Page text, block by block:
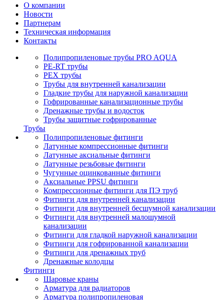
О компании
Новости
Партнерам
Техническая информация
Контакты
Полипропиленовые трубы PRO AQUA
PE-RT трубы
PEX трубы
Трубы для внутренней канализации
Гладкие трубы для наружной канализации
Гофрированные канализационные трубы
Дренажные трубы и водосток
Трубы защитные гофрированные
Трубы
Полипропиленовые фитинги
Латунные компрессионные фитинги
Латунные аксиальные фитинги
Латунные резьбовые фитинги
Чугунные оцинкованные фитинги
Аксиальные PPSU фитинги
Компрессионные фитинги для ПЭ труб
Фитинги для внутренней канализации
Фитинги для внутренней бесшумной канализации
Фитинги для внутренней малошумной
канализации
Фитинги для гладкой наружной канализации
Фитинги для гофрированной канализации
Фитинги для дренажных труб
Дренажные колодцы
Фитинги
Шаровые краны
Арматура для радиаторов
Арматура полипропиленовая